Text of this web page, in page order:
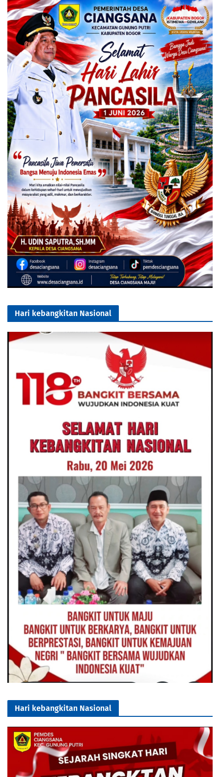
Hari kebangkitan Nasional
Hari kebangkitan Nasional